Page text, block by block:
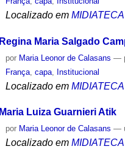
Localizado em MIDIATECA
Regina Maria Salgado
por Maria Leonor de Calasans —
França ,capa Institucional
Localizado em MIDIATECA
Maria Luiza Guarnieri Atik
por Maria Leonor de Calasans —
Localizado em MIDIATECA